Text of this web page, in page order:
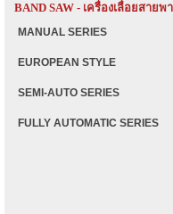
BAND SAW - เครื่องเลื่อยสายพ
MANUAL SERIES
EUROPEAN STYLE
SEMI-AUTO SERIES
FULLY AUTOMATIC SERIES